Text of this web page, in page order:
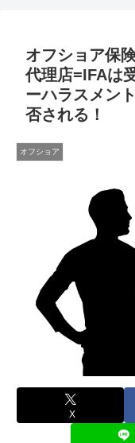
オフショア保
代理店=IFAは
ーハラスメン
否される！
オフショア
X